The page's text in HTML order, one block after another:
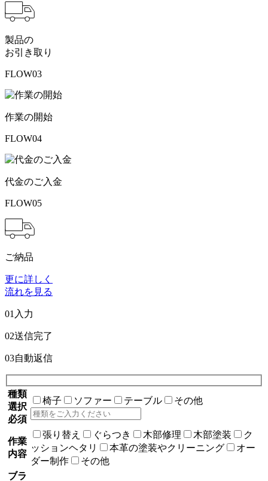
製品の
お引き取り
FLOW03
作業の開始
FLOW04
代金のご入金
FLOW05
ご納品
更に詳しく
流れを見る
01 入力
02送信完了
03自動返信
種類
選択
必須
椅子 ソファー テーブル その他
作業
内容
張り替え ぐらつき 木部修理 木部塗装
ク
ッションヘタリ
本革の塗装やクリーニング
オー
ダー制作
その他
ブラ